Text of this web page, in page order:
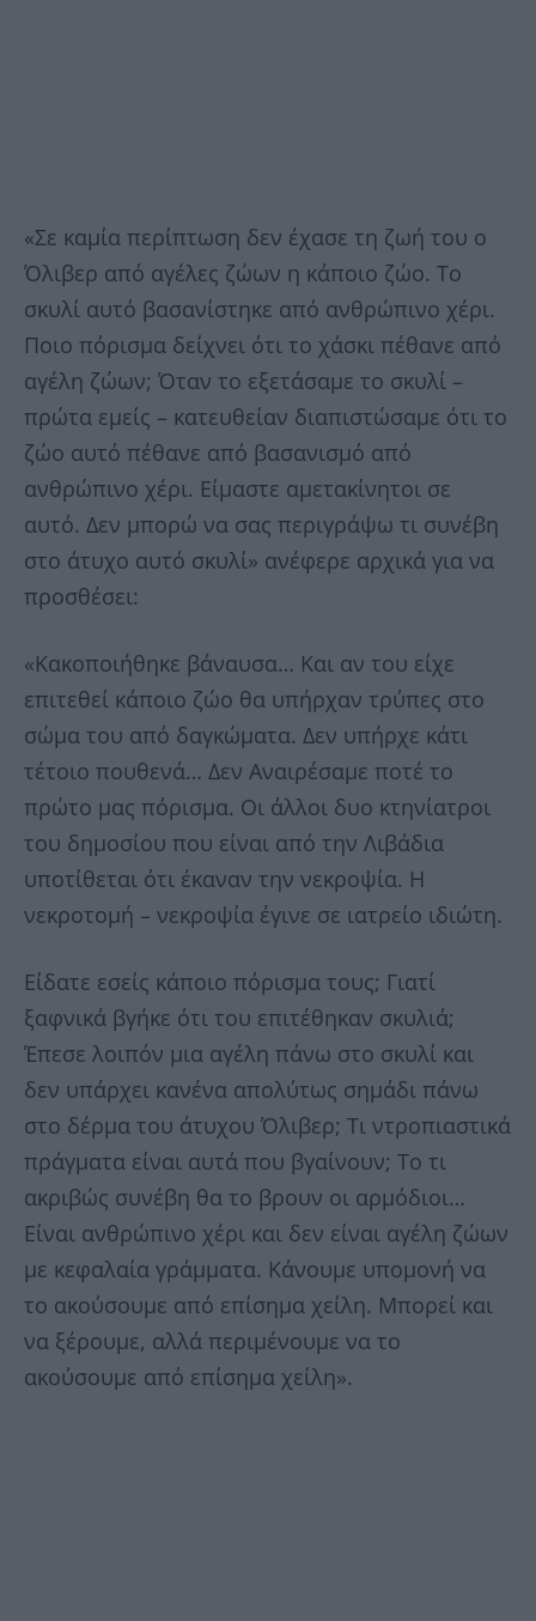
«Σε καμία περίπτωση δεν έχασε τη ζωή του ο
Όλιβερ από αγέλες ζώων η κάποιο ζώο. Το
σκυλί αυτό βασανίστηκε από ανθρώπινο χέρι.
Ποιο πόρισμα δείχνει ότι το χάσκι πέθανε από
αγέλη ζώων; Όταν το εξετάσαμε το σκυλί –
πρώτα εμείς – κατευθείαν διαπιστώσαμε ότι το
ζώο αυτό πέθανε από βασανισμό από
ανθρώπινο χέρι. Είμαστε αμετακίνητοι σε
αυτό. Δεν μπορώ να σας περιγράψω τι συνέβη
στο άτυχο αυτό σκυλί» ανέφερε αρχικά για να
προσθέσει:
«Κακοποιήθηκε βάναυσα… Και αν του είχε
επιτεθεί κάποιο ζώο θα υπήρχαν τρύπες στο
σώμα του από δαγκώματα. Δεν υπήρχε κάτι
τέτοιο πουθενά… Δεν Αναιρέσαμε ποτέ το
πρώτο μας πόρισμα. Οι άλλοι δυο κτηνίατροι
του δημοσίου που είναι από την Λιβάδια
υποτίθεται ότι έκαναν την νεκροψία. Η
νεκροτομή – νεκροψία έγινε σε ιατρείο ιδιώτη.
Είδατε εσείς κάποιο πόρισμα τους; Γιατί
ξαφνικά βγήκε ότι του επιτέθηκαν σκυλιά;
Έπεσε λοιπόν μια αγέλη πάνω στο σκυλί και
δεν υπάρχει κανένα απολύτως σημάδι πάνω
στο δέρμα του άτυχου Όλιβερ; Τι ντροπιαστικά
πράγματα είναι αυτά που βγαίνουν; Το τι
ακριβώς συνέβη θα το βρουν οι αρμόδιοι…
Είναι ανθρώπινο χέρι και δεν είναι αγέλη ζώων
με κεφαλαία γράμματα. Κάνουμε υπομονή να
το ακούσουμε από επίσημα χείλη. Μπορεί και
να ξέρουμε, αλλά περιμένουμε να το
ακούσουμε από επίσημα χείλη».